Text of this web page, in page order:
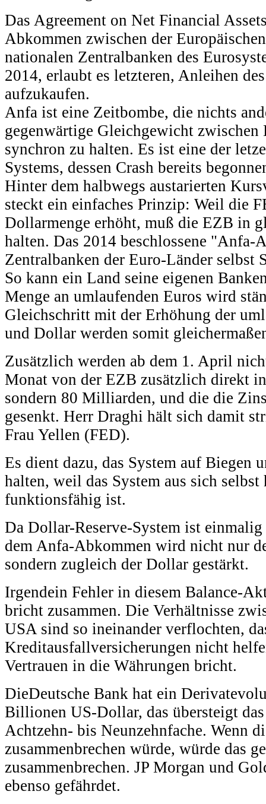
Das Agreement on Net Financial
Abkommen zwischen der
nationalen Zentralbanken des
2014, erlaubt es letzteren, Anleihen
aufzukaufen.
Anfa ist eine Zeitbombe, die nichts
gegenwärtige Gleichgewicht
synchron zu halten. Es ist eine der
Systems, dessen Crash bereits
Hinter dem halbwegs austarierten
steckt ein einfaches Prinzip: Weil die
Dollarmenge erhöht, muß die EZB in
halten. Das 2014 beschlossene "Anfa-
Zentralbanken der Euro-Länder selbst
So kann ein Land seine eigenen
Menge an umlaufenden Euros wird
Gleichschritt mit der Erhöhung der
und Dollar werden somit
Zusätzlich werden ab dem 1. April
Monat von der EZB zusätzlich direkt
sondern 80 Milliarden, und die die
gesenkt. Herr Draghi hält sich damit
Frau Yellen (FED).
Es dient dazu, das System auf Biegen
halten, weil das System aus sich
funktionsfähig ist.
Da Dollar-Reserve-System ist
dem Anfa-Abkommen wird nicht nur
sondern zugleich der Dollar gestärkt.
Irgendein Fehler in diesem Balance-
bricht zusammen. Die Verhältnisse
USA sind so ineinander verflochten,
Kreditausfallversicherungen nicht
Vertrauen in die Währungen bricht.
DieDeutsche Bank hat ein
Billionen US-Dollar, das übersteigt
Achtzehn- bis Neunzehnfache. Wenn
zusammenbrechen würde, würde das
zusammenbrechen. JP Morgan und
ebenso gefährdet.